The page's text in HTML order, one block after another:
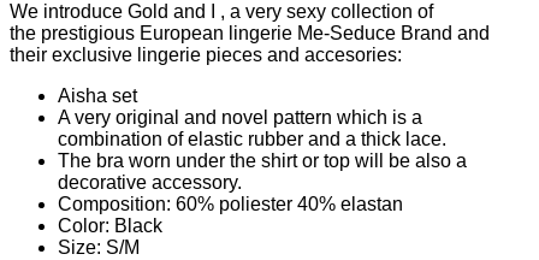
We introduce Gold and I , a very sexy collection of
the prestigious European lingerie Me-Seduce Brand and
their exclusive lingerie pieces and accesories:
Aisha set
A very original and novel pattern which is a
combination of elastic rubber and a thick lace.
The bra worn under the shirt or top will be also a
decorative accessory.
Composition: 60% poliester 40% elastan
Color: Black
Size: S/M